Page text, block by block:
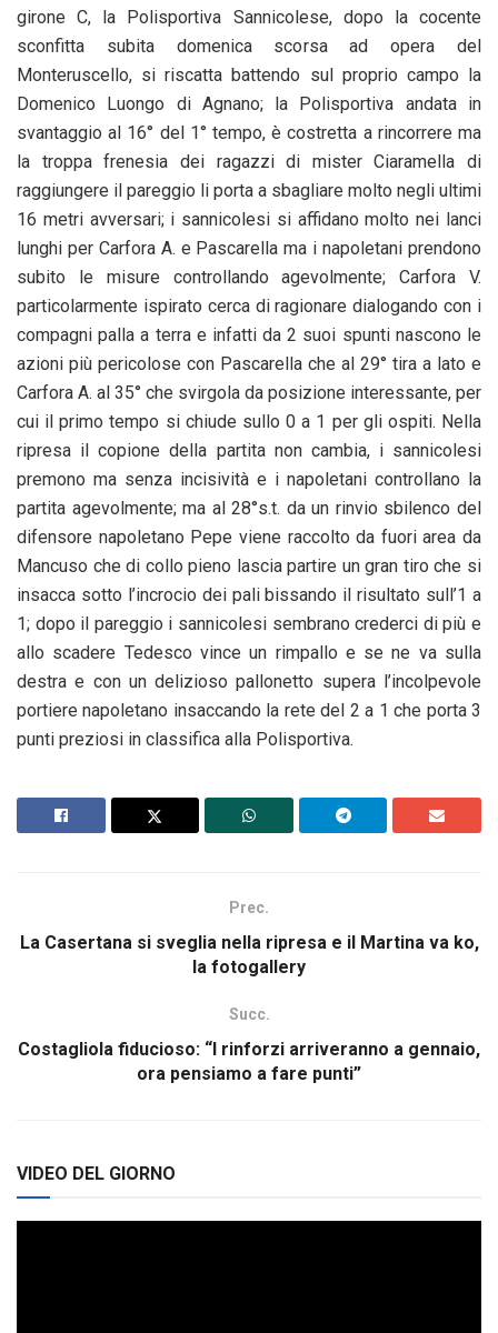
girone C, la Polisportiva Sannicolese, dopo la cocente
sconfitta subita domenica scorsa ad opera del
Monteruscello, si riscatta battendo sul proprio campo la
Domenico Luongo di Agnano; la Polisportiva andata in
svantaggio al 16° del 1° tempo, è costretta a rincorrere ma
la troppa frenesia dei ragazzi di mister Ciaramella di
raggiungere il pareggio li porta a sbagliare molto negli ultimi
16 metri avversari; i sannicolesi si affidano molto nei lanci
lunghi per Carfora A. e Pascarella ma i napoletani prendono
subito le misure controllando agevolmente; Carfora V.
particolarmente ispirato cerca di ragionare dialogando con i
compagni palla a terra e infatti da 2 suoi spunti nascono le
azioni più pericolose con Pascarella che al 29° tira a lato e
Carfora A. al 35° che svirgola da posizione interessante, per
cui il primo tempo si chiude sullo 0 a 1 per gli ospiti. Nella
ripresa il copione della partita non cambia, i sannicolesi
premono ma senza incisività e i napoletani controllano la
partita agevolmente; ma al 28°s.t. da un rinvio sbilenco del
difensore napoletano Pepe viene raccolto da fuori area da
Mancuso che di collo pieno lascia partire un gran tiro che si
insacca sotto l’incrocio dei pali bissando il risultato sull’1 a
1; dopo il pareggio i sannicolesi sembrano crederci di più e
allo scadere Tedesco vince un rimpallo e se ne va sulla
destra e con un delizioso pallonetto supera l’incolpevole
portiere napoletano insaccando la rete del 2 a 1 che porta 3
punti preziosi in classifica alla Polisportiva.
Prec.
La Casertana si sveglia nella ripresa e il Martina va ko,
la fotogallery
Succ.
Costagliola fiducioso: “I rinforzi arriveranno a gennaio,
ora pensiamo a fare punti”
VIDEO DEL GIORNO